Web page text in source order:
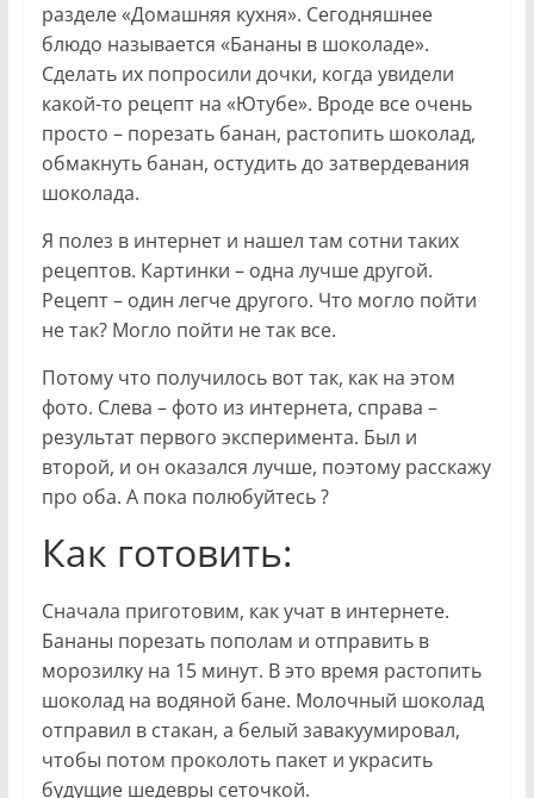
разделе «Домашняя кухня». Сегодняшнее
блюдо называется «Бананы в шоколаде».
Сделать их попросили дочки, когда увидели
какой-то рецепт на «Ютубе». Вроде все очень
просто – порезать банан, растопить шоколад,
обмакнуть банан, остудить до затвердевания
шоколада.
Я полез в интернет и нашел там сотни таких
рецептов. Картинки – одна лучше другой.
Рецепт – один легче другого. Что могло пойти
не так? Могло пойти не так все.
Потому что получилось вот так, как на этом
фото. Слева – фото из интернета, справа –
результат первого эксперимента. Был и
второй, и он оказался лучше, поэтому расскажу
про оба. А пока полюбуйтесь ?
Как готовить:
Сначала приготовим, как учат в интернете.
Бананы порезать пополам и отправить в
морозилку на 15 минут. В это время растопить
шоколад на водяной бане. Молочный шоколад
отправил в стакан, а белый завакуумировал,
чтобы потом проколоть пакет и украсить
будущие шедевры сеточкой.